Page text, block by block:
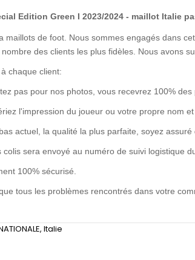
Edition Green I 2023/2024 - maillot Italie
maillots de foot. Nous sommes engagés dans
des clients les plus fidèles. Nous avons
chaque client:
pas pour nos photos, vous recevrez 100%
l'impression du joueur ou votre propre nom
actuel, la qualité la plus parfaite, soyez assuré
sera envoyé au numéro de suivi logistique
100% sécurisé.
tous les problèmes rencontrés dans votre
, Italie